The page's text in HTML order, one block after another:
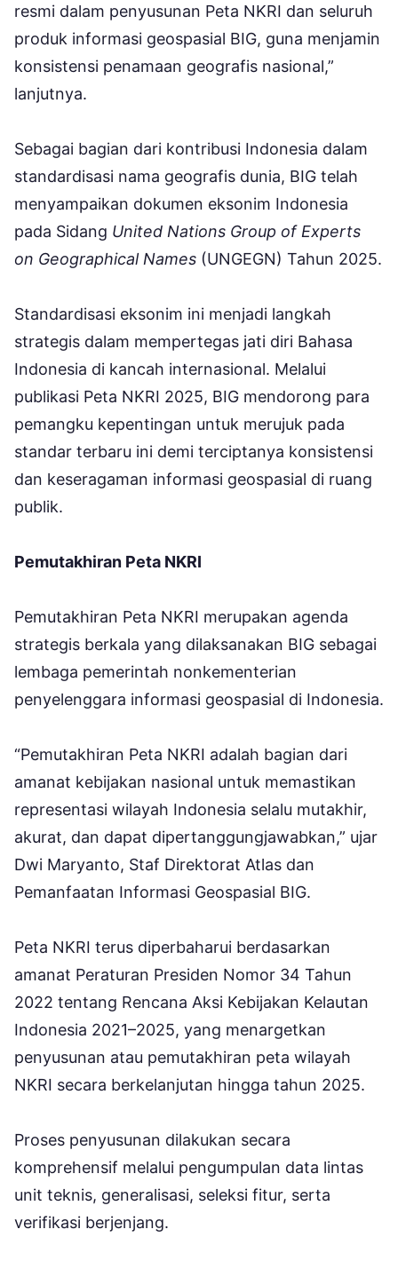
resmi dalam penyusunan Peta NKRI dan seluruh
produk informasi geospasial BIG, guna menjamin
konsistensi penamaan geografis nasional,”
lanjutnya.
Sebagai bagian dari kontribusi Indonesia dalam
standardisasi nama geografis dunia, BIG telah
menyampaikan dokumen eksonim Indonesia
pada Sidang United Nations Group of Experts
on Geographical Names (UNGEGN) Tahun 2025.
Standardisasi eksonim ini menjadi langkah
strategis dalam mempertegas jati diri Bahasa
Indonesia di kancah internasional. Melalui
publikasi Peta NKRI 2025, BIG mendorong para
pemangku kepentingan untuk merujuk pada
standar terbaru ini demi terciptanya konsistensi
dan keseragaman informasi geospasial di ruang
publik.
Pemutakhiran Peta NKRI
Pemutakhiran Peta NKRI merupakan agenda
strategis berkala yang dilaksanakan BIG sebagai
lembaga pemerintah nonkementerian
penyelenggara informasi geospasial di Indonesia.
“Pemutakhiran Peta NKRI adalah bagian dari
amanat kebijakan nasional untuk memastikan
representasi wilayah Indonesia selalu mutakhir,
akurat, dan dapat dipertanggungjawabkan,” ujar
Dwi Maryanto, Staf Direktorat Atlas dan
Pemanfaatan Informasi Geospasial BIG.
Peta NKRI terus diperbaharui berdasarkan
amanat Peraturan Presiden Nomor 34 Tahun
2022 tentang Rencana Aksi Kebijakan Kelautan
Indonesia 2021–2025, yang menargetkan
penyusunan atau pemutakhiran peta wilayah
NKRI secara berkelanjutan hingga tahun 2025.
Proses penyusunan dilakukan secara
komprehensif melalui pengumpulan data lintas
unit teknis, generalisasi, seleksi fitur, serta
verifikasi berjenjang.